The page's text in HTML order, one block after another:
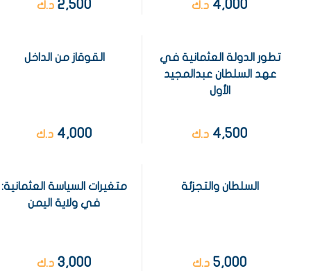
4,000 د.ك 2,500 د.ك
تطور الدولة العثمانية في
عهد السلطان عبدالمجيد
الأول
4,500 د.ك
القوقاز من الداخل
4,000 د.ك
السلطان والتجزئة
5,000 د.ك
متغيرات السياسة العثمانية:
في ولاية اليمن
3,000 د.ك